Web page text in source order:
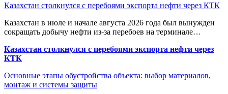
Казахстан столкнулся с перебоями экспорта нефти через КТК
Казахстан в июле и начале августа 2026 года был вынужден
сокращать добычу нефти из-за перебоев на терминале…
Казахстан столкнулся с перебоями экспорта нефти через
КТК
Основные этапы обустройства объекта: выбор материалов,
монтаж и системы защиты